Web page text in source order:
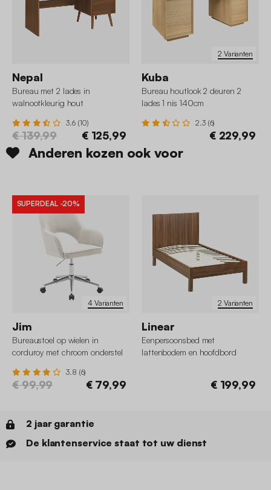
Nepal
Bureau met 2 lades in
walnootkleurig hout
3.6 (10)
€ 139,99 € 125,99
2 Varianten
Kuba
Bureau houtlook 2 deuren 2
lades 1 nis 140cm
2.3 (6)
€ 229,99
Anderen kozen ook voor
4 Varianten
SUPERDEAL -20%
Jim
Bureaustoel op wielen in
corduroy met chroom onderstel
3.8 (6)
€ 99,99 € 79,99
2 Varianten
Linear
Eenpersoonsbed met
lattenbodem en hoofdbord
€ 199,99
2 jaar garantie
De klantenservice staat tot uw dienst